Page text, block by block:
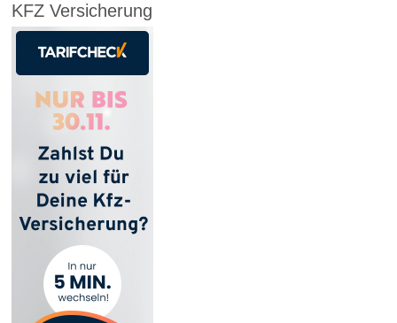
KFZ Versicherung